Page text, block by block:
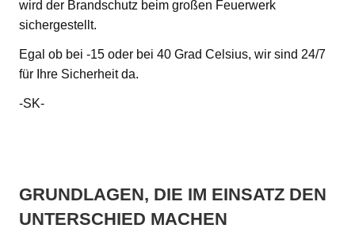
wird der Brandschutz beim großen Feuerwerk
sichergestellt.
Egal ob bei -15 oder bei 40 Grad Celsius, wir sind 24/7
für Ihre Sicherheit da.
-SK-
GRUNDLAGEN, DIE IM EINSATZ DEN
UNTERSCHIED MACHEN